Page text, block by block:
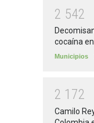
2 542
cocaína
Municipios
2 1 72
Camilo